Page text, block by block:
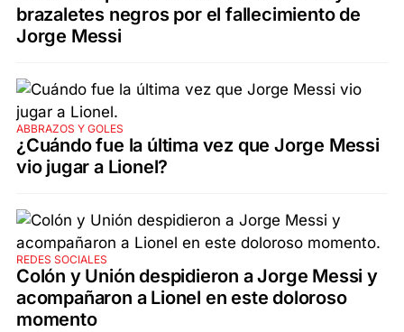
brazaletes negros por el fallecimiento de
Jorge Messi
ABBRAZOS Y GOLES
¿Cuándo fue la última vez que Jorge Messi
vio jugar a Lionel?
REDES SOCIALES
Colón y Unión despidieron a Jorge Messi y
acompañaron a Lionel en este doloroso
momento